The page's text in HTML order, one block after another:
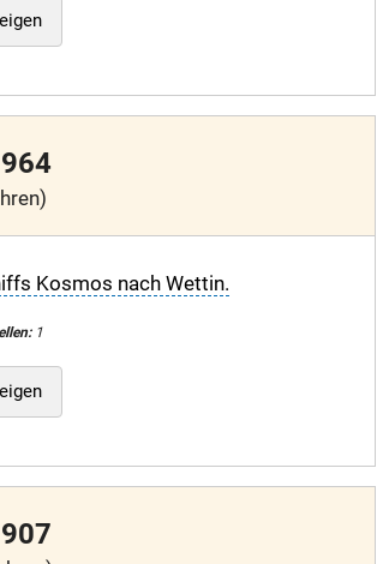
Kosmos nach Wettin.
1